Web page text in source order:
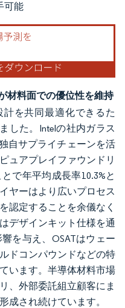
可能
材料面での優位性を維持
を共同最適化できるた
した。Intelの社内ガラス
自サプライチェーンを活
ュアプレイファウンドリ
で年平均成長率10.3%と
ヤーはより広いプロセス
認定することを余儀なく
デザインキット仕様を通
を与え、OSATはウェー
ドコンパウンドなどの特
います。半導体材料市場
、外部委託組立顧客にま
成され続けています。